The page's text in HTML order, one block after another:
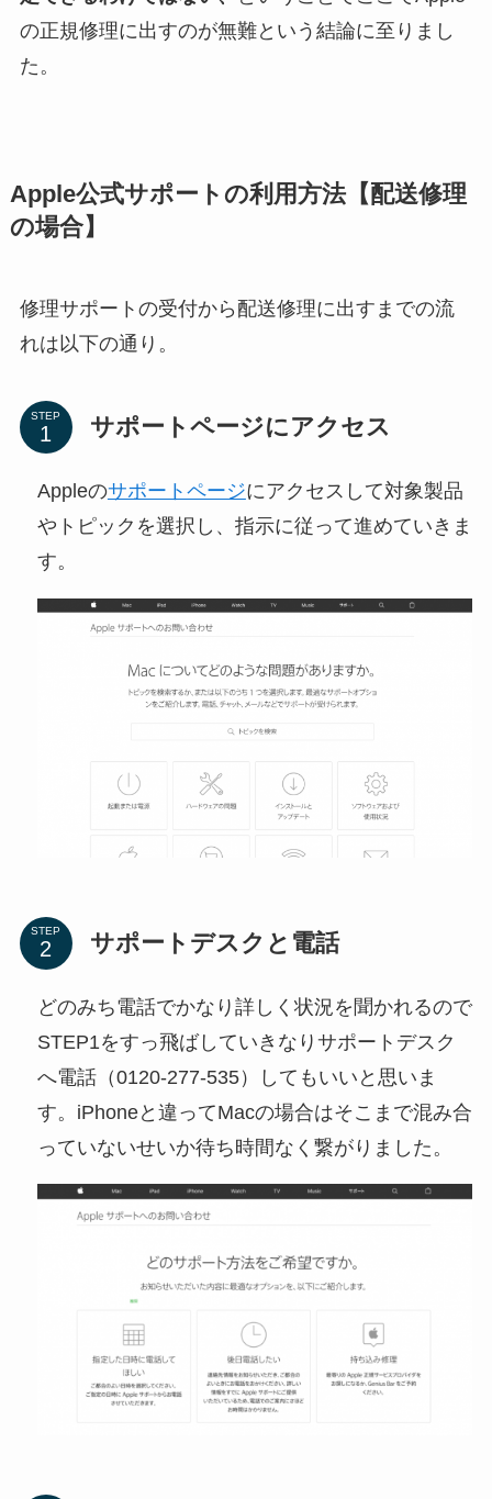
の正規修理に出すのが無難という結論に至りまし
た。
Apple公式サポートの利用方法【配送修理
の場合】
修理サポートの受付から配送修理に出すまでの流
れは以下の通り。
STEP サポートページにアクセス
Appleのサポートページにアクセスして対象製品
やトピックを選択し、指示に従って進めていきま
す。
STEP サポートデスクと電話
どのみち電話でかなり詳しく状況を聞かれるので
STEP1をすっ飛ばしていきなりサポートデスク
へ電話（0120-277-535）してもいいと思いま
す。iPhoneと違ってMacの場合はそこまで混み合
っていないせいか待ち時間なく繋がりました。